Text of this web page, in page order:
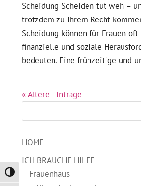
Umschalten auf hohe Kontraste
Scheidung Scheiden tut weh –
trotzdem zu Ihrem Recht
Scheidung können für Frauen
finanzielle und soziale
bedeuten. Eine frühzeitige und
« Ältere Einträge
HOME
ICH BRAUCHE HILFE
Frauenhaus